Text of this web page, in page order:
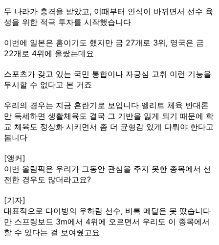
두 나라가 충격을 받았고, 이때부터 인식이 바뀌면서 선수 육
성을 위한 적극 투자를 시작했습니다
이번에 일본은 홈이기도 했지만 금 27개로 3위, 영국은 금
22개로 4위에 올랐는데요
스포츠가 갖고 있는 국민 통합이나 자긍심 고취 이런 기능을
무시할 수 없다고 본 거죠
우리의 경우는 지금 혼란기로 보입니다 엘리트 체육 반대론
만 득세하면 생활체육도 결국 그 기반을 잃게 되기 때문에 학
교 체육도 정상화 시키면서 좀 더 균형감 있게 다뤄야 한다고
봅니다
[앵커]
이번 올림픽은 우리가 그동안 관심을 주지 못한 종목에서 선
전한 경우도 많더라고요?
[기자]
대표적으로 다이빙의 우하람 선수, 비록 메달은 못 땄습니다
만 스프링보드 3m에서 4위에 오르면서 우리도 이 종목에서
할 수 있다는 걸 보여줬고요